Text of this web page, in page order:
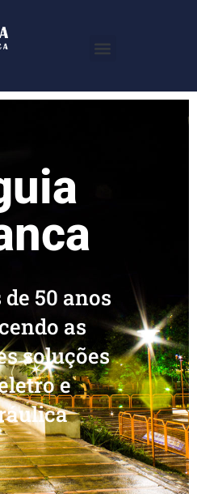
50 anos
as
soluções
e